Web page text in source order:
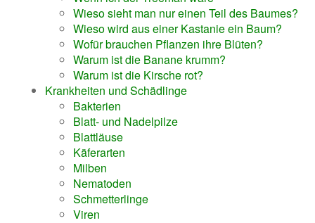
Wieso sieht man nur einen Teil des Baumes?
Wieso wird aus einer Kastanie ein Baum?
Wofür brauchen Pflanzen ihre Blüten?
Warum ist die Banane krumm?
Warum ist die Kirsche rot?
Krankheiten und Schädlinge
Bakterien
Blatt- und Nadelpilze
Blattläuse
Käferarten
Milben
Nematoden
Schmetterlinge
Viren